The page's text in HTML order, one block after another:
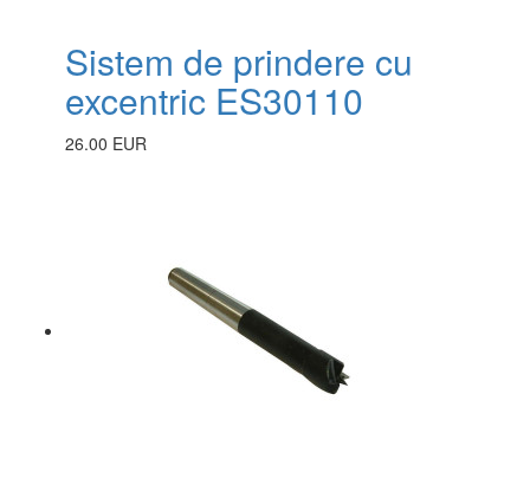
Sistem de prindere cu
excentric ES30110
26.00 EUR